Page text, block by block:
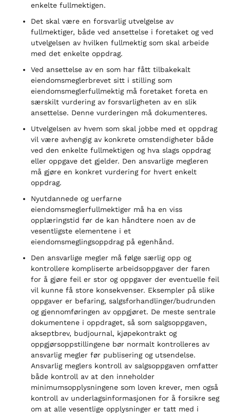
enkelte fullmektigen.
Det skal være en forsvarlig utvelgelse av
fullmektiger, både ved ansettelse i foretaket og ved
utvelgelsen av hvilken fullmektig som skal arbeide
med det enkelte oppdrag.
Ved ansettelse av en som har fått tilbakekalt
eiendomsmeglerbrevet sitt i stilling som
eiendomsmeglerfullmektig må foretaket foreta en
særskilt vurdering av forsvarligheten av en slik
ansettelse. Denne vurderingen må dokumenteres.
Utvelgelsen av hvem som skal jobbe med et oppdrag
vil være avhengig av konkrete omstendigheter både
ved den enkelte fullmektigen og hva slags oppdrag
eller oppgave det gjelder. Den ansvarlige megleren
må gjøre en konkret vurdering for hvert enkelt
oppdrag.
Nyutdannede og uerfarne
eiendomsmeglerfullmektiger må ha en viss
opplæringstid før de kan håndtere noen av de
vesentligste elementene i et
eiendomsmeglingsoppdrag på egenhånd.
Den ansvarlige megler må følge særlig opp og
kontrollere kompliserte arbeidsoppgaver der faren
for å gjøre feil er stor og oppgaver der eventuelle feil
vil kunne få store konsekvenser. Eksempler på slike
oppgaver er befaring, salgsforhandlinger/budrunden
og gjennomføringen av oppgjøret. De meste sentrale
dokumentene i oppdraget, så som salgsoppgaven,
akseptbrev, budjournal, kjøpekontrakt og
oppgjørsoppstillingene bør normalt kontrolleres av
ansvarlig megler før publisering og utsendelse.
Ansvarlig meglers kontroll av salgsoppgaven omfatter
både kontroll av at den inneholder
minimumsopplysningene som loven krever, men også
kontroll av underlagsinformasjonen for å forsikre seg
om at alle vesentlige opplysninger er tatt med i